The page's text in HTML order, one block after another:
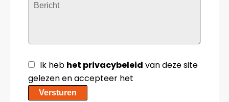
Ik heb het privacybeleid van deze site
gelezen en accepteer het
Versturen